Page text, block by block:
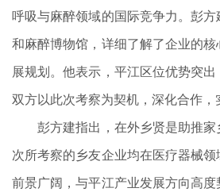
呼吸与麻醉领域的国际竞争力。彭
和麻醉博物馆，详细了解了企业的
展规划。他表示，平江区位优势突
双方以此次考察为契机，深化合作，
彭方建指出，在外乡贤是助推家
次所考察的乡友企业均在医疗器械
前景广阔，与平江产业发展方向高